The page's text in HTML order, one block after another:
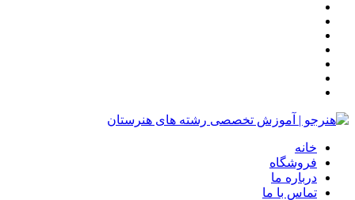
خانه
فروشگاه
درباره ما
تماس با ما